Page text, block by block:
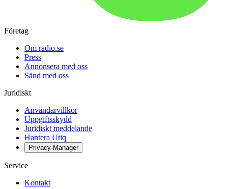
Företag
Om radio.se
Press
Annonsera med oss
Sänd med oss
Juridiskt
Användarvillkor
Uppgiftsskydd
Juridiskt meddelande
Hantera Utiq
Privacy-Manager
Service
Kontakt